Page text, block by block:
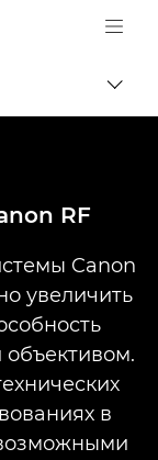
Logo, back to
RF
Canon
увеличить
в